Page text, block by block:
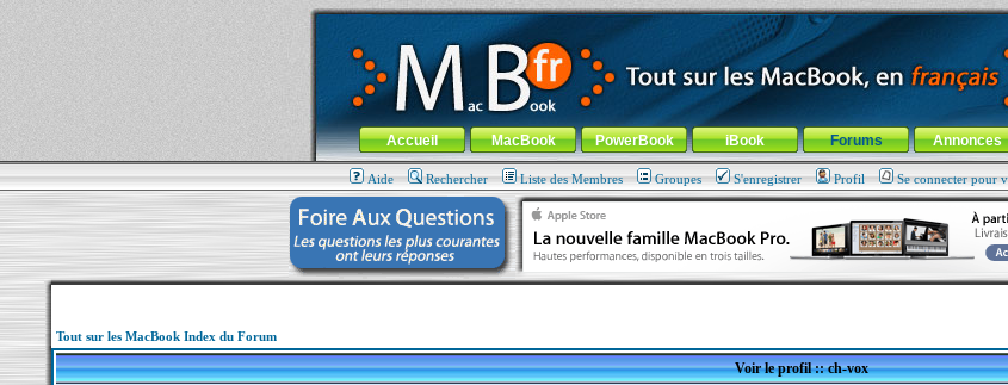
MacBook-fr.com : 100% Apple... 100% nomade !
Aller au contenu-Aller au menu général-Aller au menu de la rubrique
Menu général
Accueil MacBook PowerBook iBook Forums Annonces
Aide Rechercher Liste des Membres Groupes S'enregistrer Profil Se connecter pour
Tout sur les MacBook Index du Forum
Voir le profil :: ch-vox